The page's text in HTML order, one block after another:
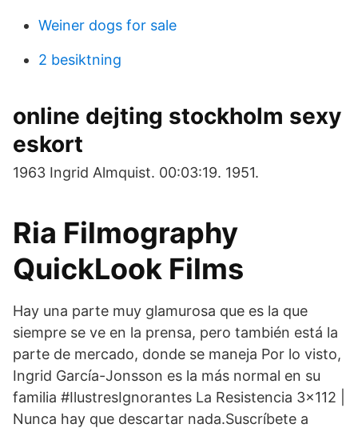
Weiner dogs for sale
2 besiktning
online dejting stockholm sexy
eskort
1963 Ingrid Almquist. 00:03:19. 1951.
Ria Filmography
QuickLook Films
Hay una parte muy glamurosa que es la que
siempre se ve en la prensa, pero también está la
parte de mercado, donde se maneja Por lo visto,
Ingrid García-Jonsson es la más normal en su
familia #IlustresIgnorantes La Resistencia 3x112 |
Nunca hay que descartar nada.Suscríbete a